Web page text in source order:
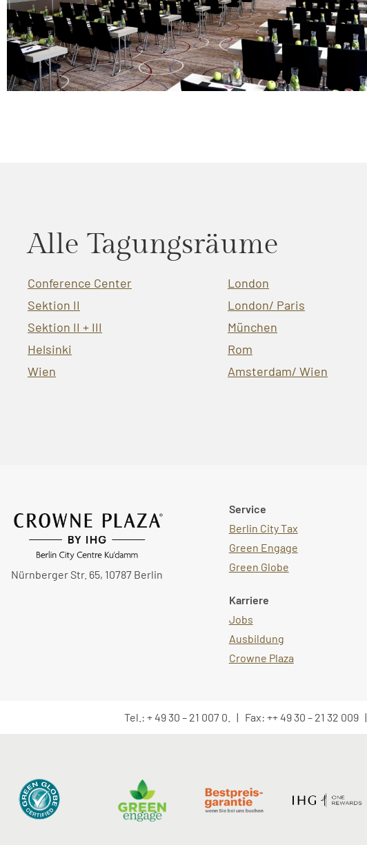
Alle Tagungsräume
Conference Center
Sektion II
Sektion II + III
Helsinki
Wien
London
London/ Paris
München
Rom
Amsterdam/ Wien
Nürnberger Str. 65, 10787 Berlin
Service
Berlin City Tax
Green Engage
Green Globe
Karriere
Jobs
Ausbildung
Crowne Plaza
Tel.: + 49 30 – 21 007 0. | Fax: ++ 49 30 – 21 32 009 |